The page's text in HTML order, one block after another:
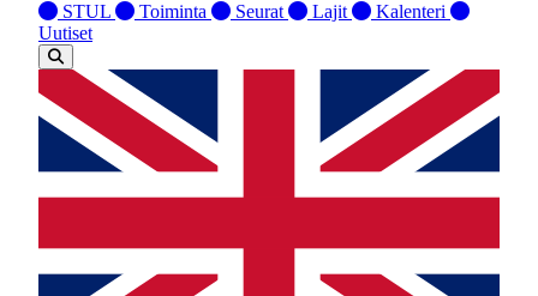
STUL Toiminta Seurat Lajit
Kalenteri
Uutiset